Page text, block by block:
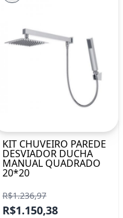
KIT CHUVEIRO PAREDE
DESVIADOR DUCHA
MANUAL QUADRADO
20*20
R$1.236,97
R$1.150,38